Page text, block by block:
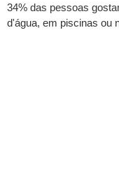
34% das pessoas
d'água, em piscinas ou